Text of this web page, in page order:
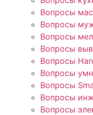
Вопросы
Вопросы
Вопросы
Вопросы
Вопросы
Вопросы
Вопросы
Вопросы
Вопросы